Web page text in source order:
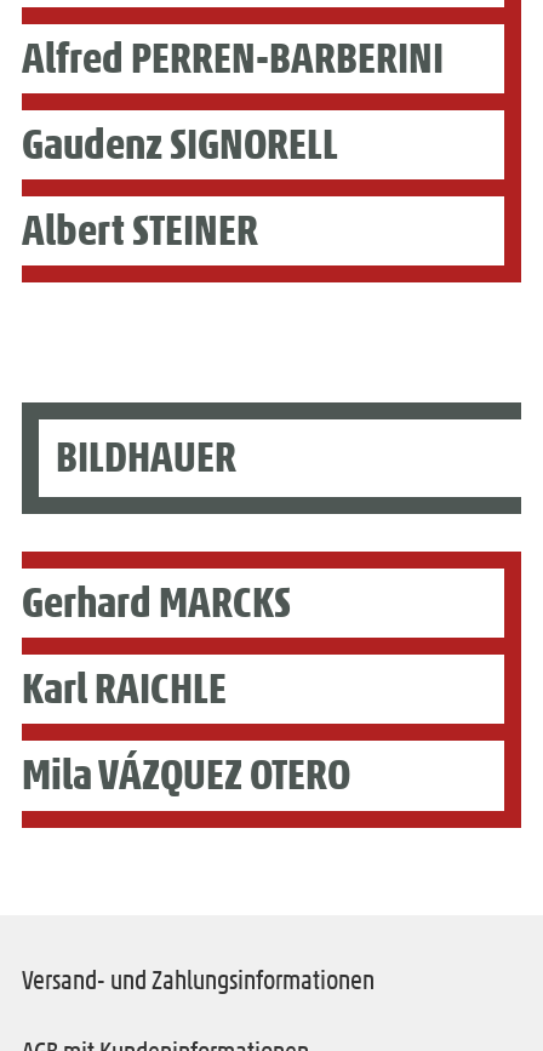
Alfred PERREN-BARBERINI
Gaudenz SIGNORELL
Albert STEINER
BILDHAUER
Gerhard MARCKS
Karl RAICHLE
Mila VÁZQUEZ OTERO
Versand- und Zahlungsinformationen